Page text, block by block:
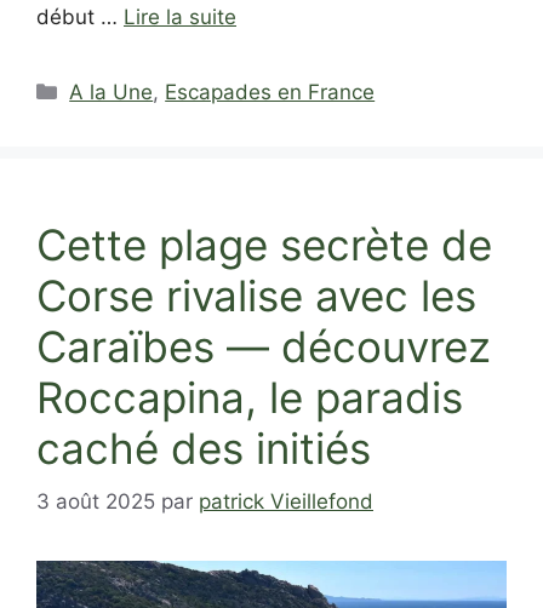
début … Lire la suite
Catégories
A la Une, Escapades en France
Cette plage secrète de
Corse rivalise avec les
Caraïbes — découvrez
Roccapina, le paradis
caché des initiés
3 août 2025 par patrick Vieillefond